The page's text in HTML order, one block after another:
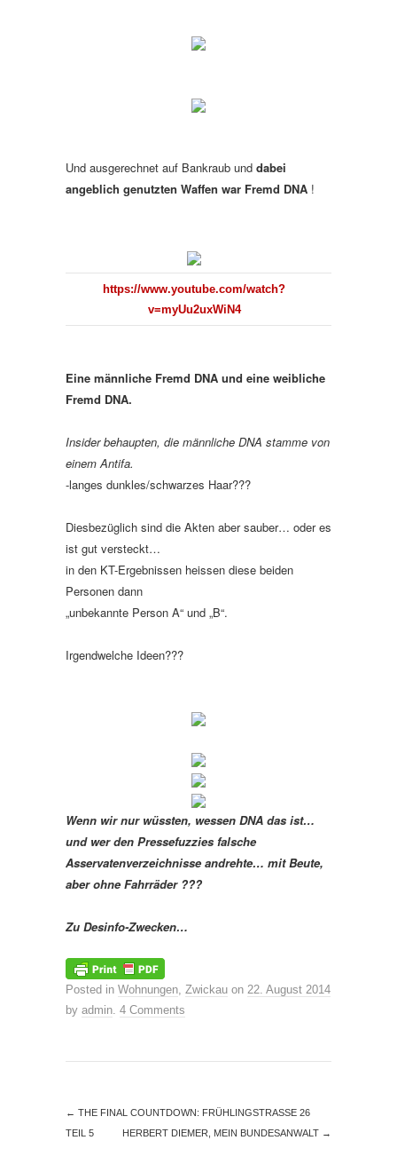
Und ausgerechnet auf Bankraub und dabei
angeblich genutzten Waffen war Fremd DNA !
https://www.youtube.com/watch?
v=myUu2uxWiN4
Eine männliche Fremd DNA und eine weibliche
Fremd DNA.
Insider behaupten, die männliche DNA stamme von
einem Antifa.
-langes dunkles/schwarzes Haar???
Diesbezüglich sind die Akten aber sauber… oder es
ist gut versteckt…
in den KT-Ergebnissen heissen diese beiden
Personen dann
„unbekannte Person A“ und „B“.
Irgendwelche Ideen???
Wenn wir nur wüssten, wessen DNA das ist…
und wer den Pressefuzzies falsche
Asservatenverzeichnisse andrehte… mit Beute,
aber ohne Fahrräder ???
Zu Desinfo-Zwecken…
Posted in Wohnungen, Zwickau on 22. August 2014
by admin. 4 Comments
← THE FINAL COUNTDOWN: FRÜHLINGSTRASSE 26
TEIL 5
HERBERT DIEMER, MEIN BUNDESANWALT →